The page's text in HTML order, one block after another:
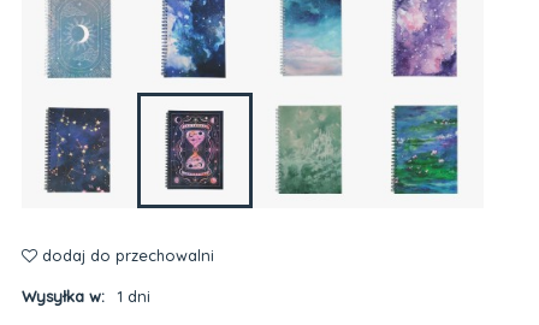
dodaj do przechowalni
Wysyłka w: 1 dni